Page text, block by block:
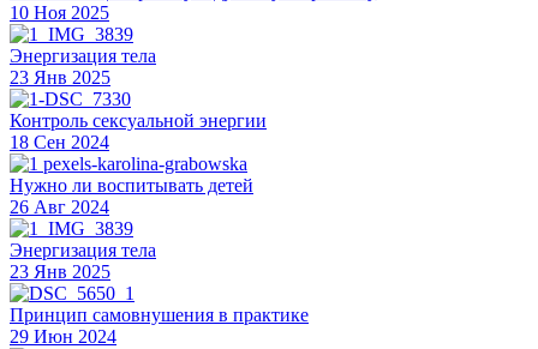
10 Ноя 2025
Энергизация тела
23 Янв 2025
Контроль сексуальной энергии
18 Сен 2024
Нужно ли воспитывать детей
26 Авг 2024
Энергизация тела
23 Янв 2025
Принцип самовнушения в практике
29 Июн 2024